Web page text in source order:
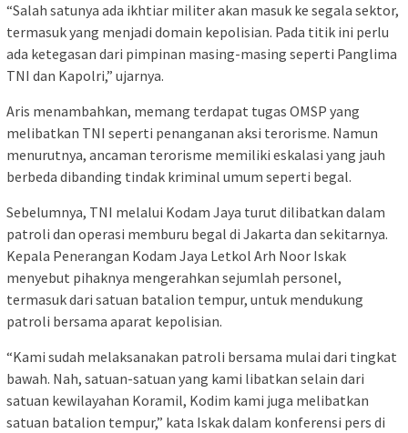
“Salah satunya ada ikhtiar militer akan masuk ke segala sektor,
termasuk yang menjadi domain kepolisian. Pada titik ini perlu
ada ketegasan dari pimpinan masing-masing seperti Panglima
TNI dan Kapolri,” ujarnya.
Aris menambahkan, memang terdapat tugas OMSP yang
melibatkan TNI seperti penanganan aksi terorisme. Namun
menurutnya, ancaman terorisme memiliki eskalasi yang jauh
berbeda dibanding tindak kriminal umum seperti begal.
Sebelumnya, TNI melalui Kodam Jaya turut dilibatkan dalam
patroli dan operasi memburu begal di Jakarta dan sekitarnya.
Kepala Penerangan Kodam Jaya Letkol Arh Noor Iskak
menyebut pihaknya mengerahkan sejumlah personel,
termasuk dari satuan batalion tempur, untuk mendukung
patroli bersama aparat kepolisian.
“Kami sudah melaksanakan patroli bersama mulai dari tingkat
bawah. Nah, satuan-satuan yang kami libatkan selain dari
satuan kewilayahan Koramil, Kodim kami juga melibatkan
satuan batalion tempur,” kata Iskak dalam konferensi pers di